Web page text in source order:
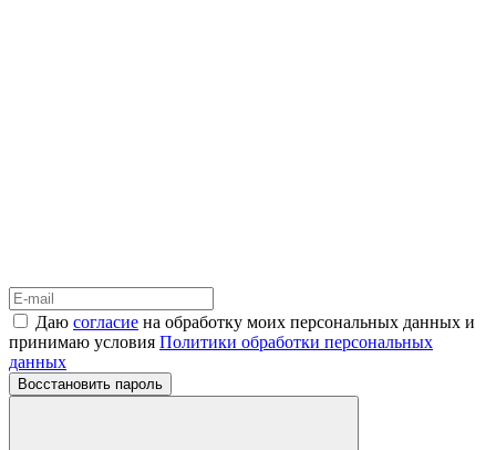
Даю согласие на обработку моих персональных данных и
принимаю условия Политики обработки персональных
данных
Восстановить пароль